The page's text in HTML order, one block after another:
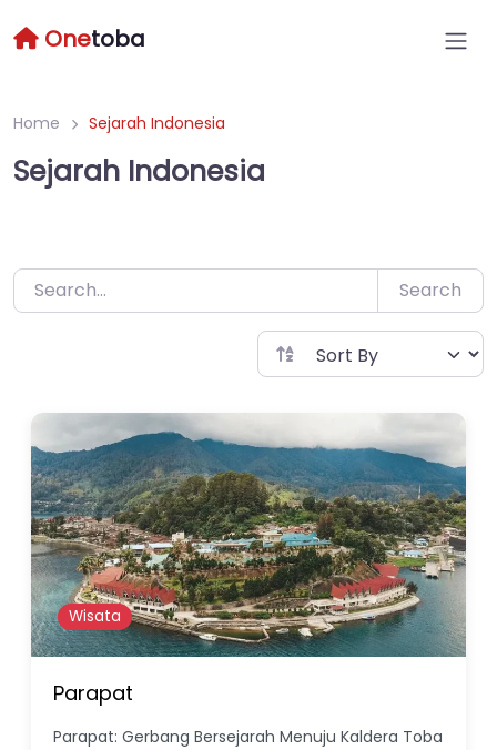
to
Onetoba
Home Sejarah Indonesia
Sejarah Indonesia
Search
Wisata
Parapat
Parapat: Gerbang Bersejarah Menuju Kaldera Toba